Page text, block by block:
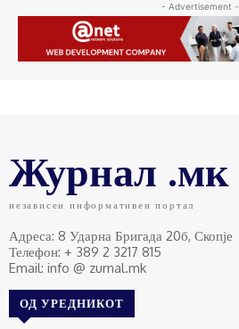
- Advertisement -
Журнал .мк
независен информативен портал
Адреса: 8 Ударна Бригада 20б, Скопје
Телефон: + 389 2 3217 815
Email: info @ zurnal.mk
ОД УРЕДНИКОТ